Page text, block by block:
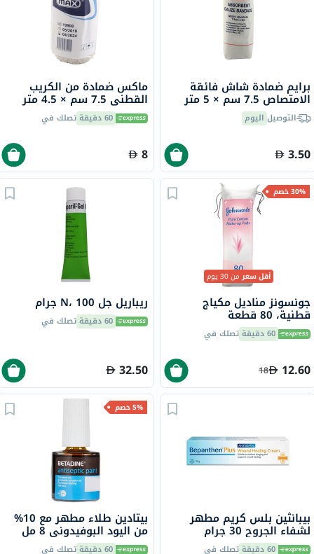
برايم ضمادة شاش فائقة
الامتصاص 7.5 سم × 5 متر
التوصيل اليوم
3.50
ماكس ضمادة من الكريب
القطني 7.5 سم × 4.5 متر
60 دقيقة تصلك في
8
30% خصم
أقل سعرمن 30 يوم
جونسونز مناديل مكياج
قطنية، 80 قطعة
60 دقيقة تصلك في
12.60
18
ريباريل جل N، 100 جرام
60 دقيقة تصلك في
32.50
بيبانثين بلس كريم مطهر
لشفاء الجروح 30 جرام
60 دقيقة تصلك في
5% خصم
بيتادين طلاء مطهر مع 10%
من اليود البوفيدوني 8 مل
60 دقيقة تصلك في